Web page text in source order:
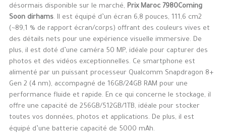
désormais disponible sur le marché, Prix Maroc 7980Coming
Soon dirhams. Il est équipé d’un écran 6,8 pouces, 111,6 cm2
(~89,1 % de rapport écran/corps) offrant des couleurs vives et
des détails nets pour une expérience visuelle immersive. De
plus, il est doté d’une caméra 50 MP, idéale pour capturer des
photos et des vidéos exceptionnelles. Ce smartphone est
alimenté par un puissant processeur Qualcomm Snapdragon 8+
Gen 2 (4 nm), accompagné de 16GB/24GB RAM pour une
performance fluide et rapide. En ce qui concerne le stockage, il
offre une capacité de 256GB/512GB/1TB, idéale pour stocker
toutes vos données, photos et applications. De plus, il est
équipé d’une batterie capacité de 5000 mAh.